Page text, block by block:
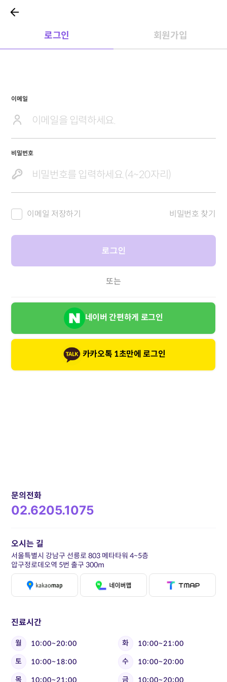
로그인 회원가입
이메일
비밀번호
이메일 저장하기 비밀번호 찾기
로그인
또는
네이버 간편하게 로그인
카카오톡 1초만에 로그인
문의전화
02.6205.1075
진료시간
월 10:00~20:00 화
10:00~21:00
토
10:00~18:00 수
10:00~20:00
목
10:00~21:00 금 10:00~20:00
오시는 길
서울특별시 강남구 선릉로 803 메타타워 4~5층
압구정로데오역 5번 출구 300m